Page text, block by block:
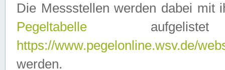
Die Messstellen werden dabei mit
Pegeltabelle
https://www.pegelonline.wsv.de/
werden.